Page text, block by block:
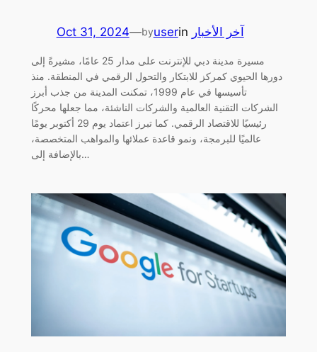
Oct 31, 2024—byuserin آخر الأخبار
مسيرة مدينة دبي للإنترنت على مدار 25 عامًا، مشيرةً إلى
دورها الحيوي كمركز للابتكار والتحول الرقمي في المنطقة. منذ
تأسيسها في عام 1999، تمكنت المدينة من جذب أبرز
الشركات التقنية العالمية والشركات الناشئة، مما جعلها محركًا
رئيسيًا للاقتصاد الرقمي. كما تبرز اعتماد يوم 29 أكتوبر يومًا
عالميًا للبرمجة، ونمو قاعدة عملائها والمواهب المتخصصة،
بالإضافة إلى…